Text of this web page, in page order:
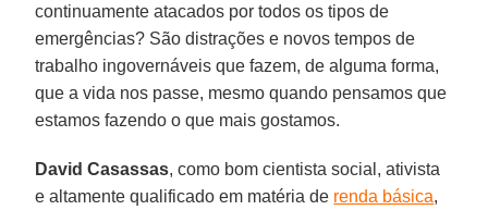
continuamente atacados por todos os tipos de
emergências? São distrações e novos tempos de
trabalho ingovernáveis que fazem, de alguma forma,
que a vida nos passe, mesmo quando pensamos que
estamos fazendo o que mais gostamos.
David Casassas, como bom cientista social, ativista
e altamente qualificado em matéria de renda básica,